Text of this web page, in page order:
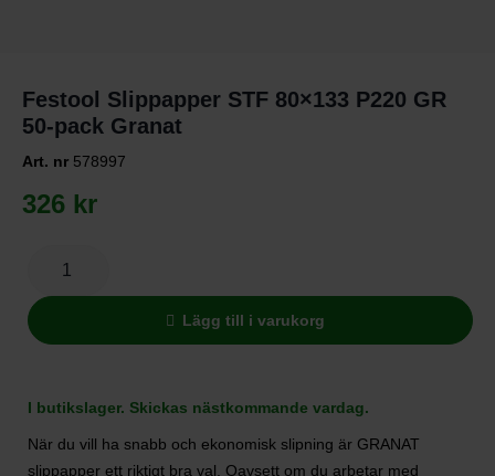
Festool Slippapper STF 80×133 P220 GR
50-pack Granat
Art. nr 578997
326 kr
Lägg till i varukorg
I butikslager. Skickas nästkommande vardag.
När du vill ha snabb och ekonomisk slipning är GRANAT
slippapper ett riktigt bra val. Oavsett om du arbetar med